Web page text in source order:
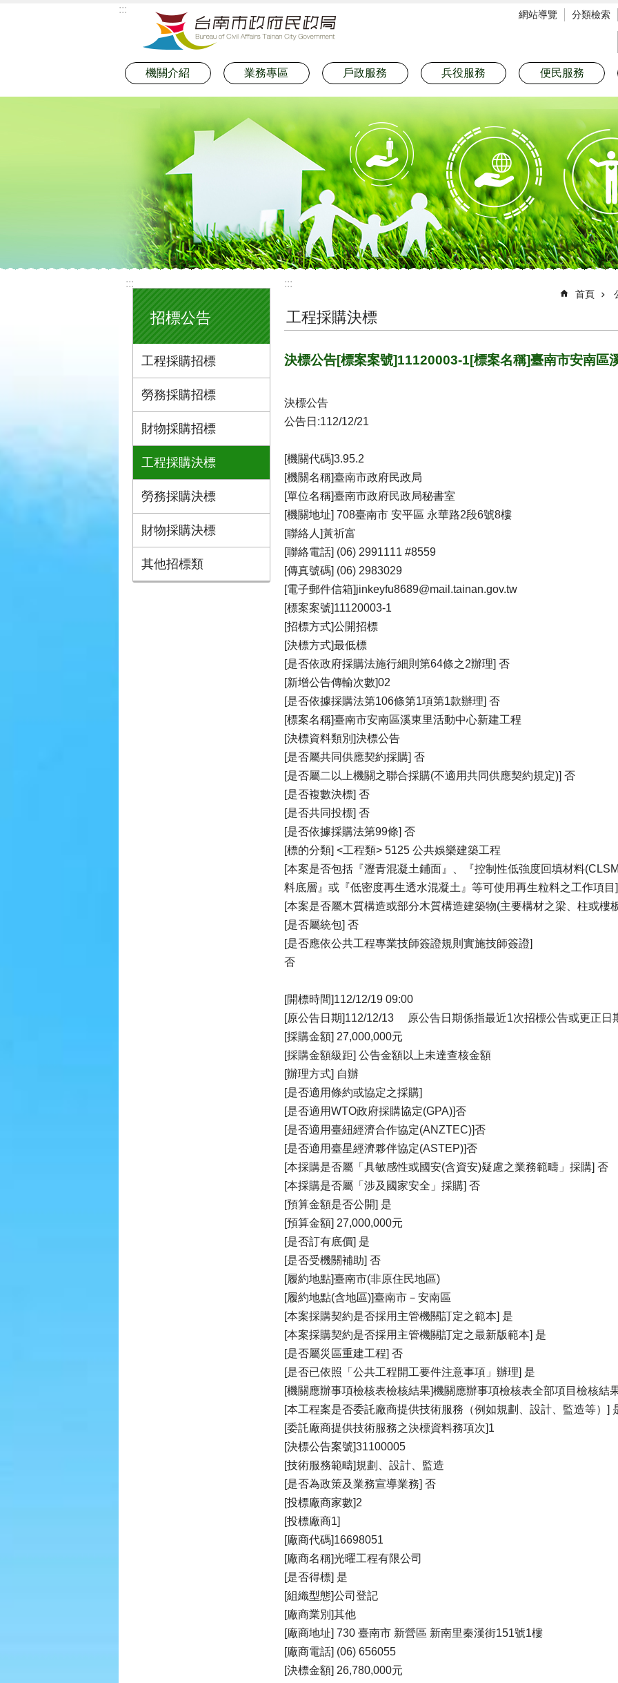
::: 網站導覽 分類檢索
機關介紹 業務專區 戶政服務 兵役服務 便民服務
:::
招標公告
工程採購招標
勞務採購招標
財物採購招標
工程採購決標
勞務採購決標
財物採購決標
其他招標類
:::
首頁
工程採購決標
決標公告[標案案號]11120003-1[標案名稱]臺南市安南區
決標公告
公告日:112/12/21
[機關代碼]3.95.2
[機關名稱]臺南市政府民政局
[單位名稱]臺南市政府民政局秘書室
[機關地址] 708臺南市 安平區 永華路2段6號8樓
[聯絡人]黃祈富
[聯絡電話] (06) 2991111 #8559
[傳真號碼] (06) 2983029
[電子郵件信箱]jinkeyfu8689@mail.tainan.gov.tw
[標案案號]11120003-1
[招標方式]公開招標
[決標方式]最低標
[是否依政府採購法施行細則第64條之2辦理] 否
[新增公告傳輸次數]02
[是否依據採購法第106條第1項第1款辦理] 否
[標案名稱]臺南市安南區溪東里活動中心新建工程
[決標資料類別]決標公告
[是否屬共同供應契約採購] 否
[是否屬二以上機關之聯合採購(不適用共同供應契約規定)] 否
[是否複數決標] 否
[是否共同投標] 否
[是否依據採購法第99條] 否
[標的分類] <工程類> 5125 公共娛樂建築工程
[本案是否包括『瀝青混凝土鋪面』、『控制性低強度回填材料
料底層』或『低密度再生透水混凝土』等可使用再生粒料之工作項目
[本案是否屬木質構造或部分木質構造建築物(主要構材之梁、柱或樓
[是否屬統包] 否
[是否應依公共工程專業技師簽證規則實施技師簽證]
否
[開標時間]112/12/19 09:00
[原公告日期]112/12/13 原公告日期係指最近1次招標公告或更正日
[採購金額] 27,000,000元
[採購金額級距] 公告金額以上未達查核金額
[辦理方式] 自辦
[是否適用條約或協定之採購]
[是否適用WTO政府採購協定(GPA)]否
[是否適用臺紐經濟合作協定(ANZTEC)]否
[是否適用臺星經濟夥伴協定(ASTEP)]否
[本採購是否屬「具敏感性或國安(含資安)疑慮之業務範疇」採購] 否
[本採購是否屬「涉及國家安全」採購] 否
[預算金額是否公開] 是
[預算金額] 27,000,000元
[是否訂有底價] 是
[是否受機關補助] 否
[履約地點]臺南市(非原住民地區)
[履約地點(含地區)]臺南市－安南區
[本案採購契約是否採用主管機關訂定之範本] 是
[本案採購契約是否採用主管機關訂定之最新版範本] 是
[是否屬災區重建工程] 否
[是否已依照「公共工程開工要件注意事項」辦理] 是
[機關應辦事項檢核表檢核結果]機關應辦事項檢核表全部項目檢核結
[本工程案是否委託廠商提供技術服務（例如規劃、設計、監造等）]
[委託廠商提供技術服務之決標資料務項次]1
[決標公告案號]31100005
[技術服務範疇]規劃、設計、監造
[是否為政策及業務宣導業務] 否
[投標廠商家數]2
[投標廠商1]
[廠商代碼]16698051
[廠商名稱]光曜工程有限公司
[是否得標] 是
[組織型態]公司登記
[廠商業別]其他
[廠商地址] 730 臺南市 新營區 新南里秦漢街151號1樓
[廠商電話] (06) 656055
[決標金額] 26,780,000元